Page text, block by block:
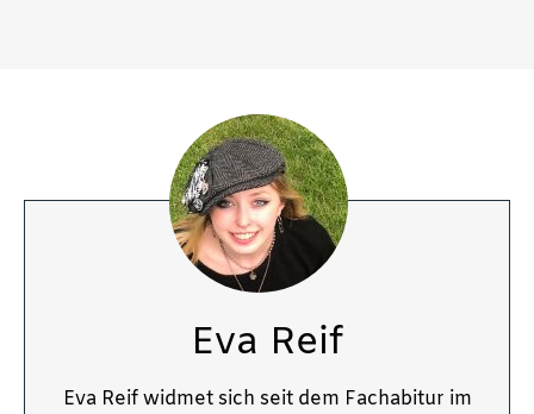
Eva Reif
Eva Reif widmet sich seit dem Fachabitur im